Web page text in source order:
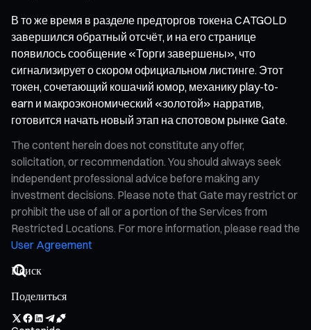
В то же время в разделе предторгов токена CATGOLD
завершился обратный отсчёт, и на его странице
появилось сообщение «Торги завершены», что
сигнализирует о скором официальном листинге. Этот
токен, сочетающий кошачий юмор, механику play-to-
earn и макроэкономический «золотой» нарратив,
готовится начать новый этап на спотовом рынке Gate.
The content herein does not constitute any offer,
solicitation, or recommendation. You should always seek
independent professional advice before making any
investment decisions. Please note that Gate may restrict or
prohibit the use of all or a portion of the Services from
Restricted Locations. For more information, please read the
User Agreement
Поделиться